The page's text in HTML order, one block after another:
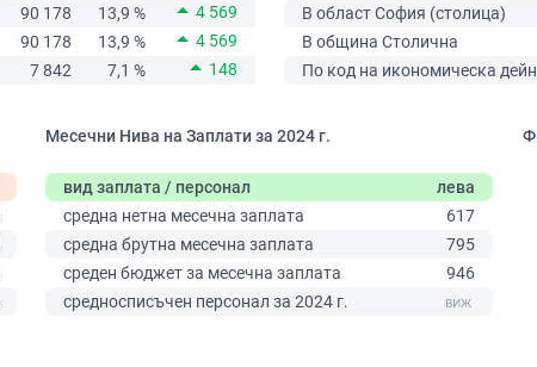
90 178 13,9 %
4 569
90 178 13,9 %
4 569
7 842 7,1 % 148
В област София (столица)
В община Столична
По код на икономическа
Месечни Нива на Заплати за 2024 г.
вид заплата / персонал
лева
средна нетна месечна заплата
617
средна брутна месечна заплата
795
среден бюджет за месечна заплата
946
средносписъчен персонал за 2024 г.